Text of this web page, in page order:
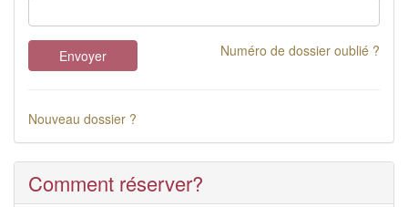
Numéro de dossier oublié ?
Nouveau dossier ?
Comment réserver?